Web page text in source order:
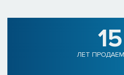
15
ЛЕТ